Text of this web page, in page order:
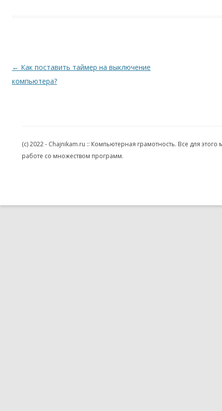
Навигация по записям
← Как поставить таймер на выключение
компьютера?
(c) 2022 - Chajnikam.ru :: Компьютерная грамотность. Все для
работе со множеством программ.